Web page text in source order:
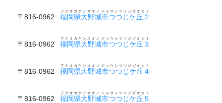
〒816-0962 福岡県大野城市つつじケ丘２
フクオカケンオオノジョウシツツジガオカ２
〒816-0962 福岡県大野城市つつじケ丘３
フクオカケンオオノジョウシツツジガオカ３
〒816-0962 福岡県大野城市つつじケ丘４
フクオカケンオオノジョウシツツジガオカ４
〒816-0962 福岡県大野城市つつじケ丘５
フクオカケンオオノジョウシツツジガオカ５